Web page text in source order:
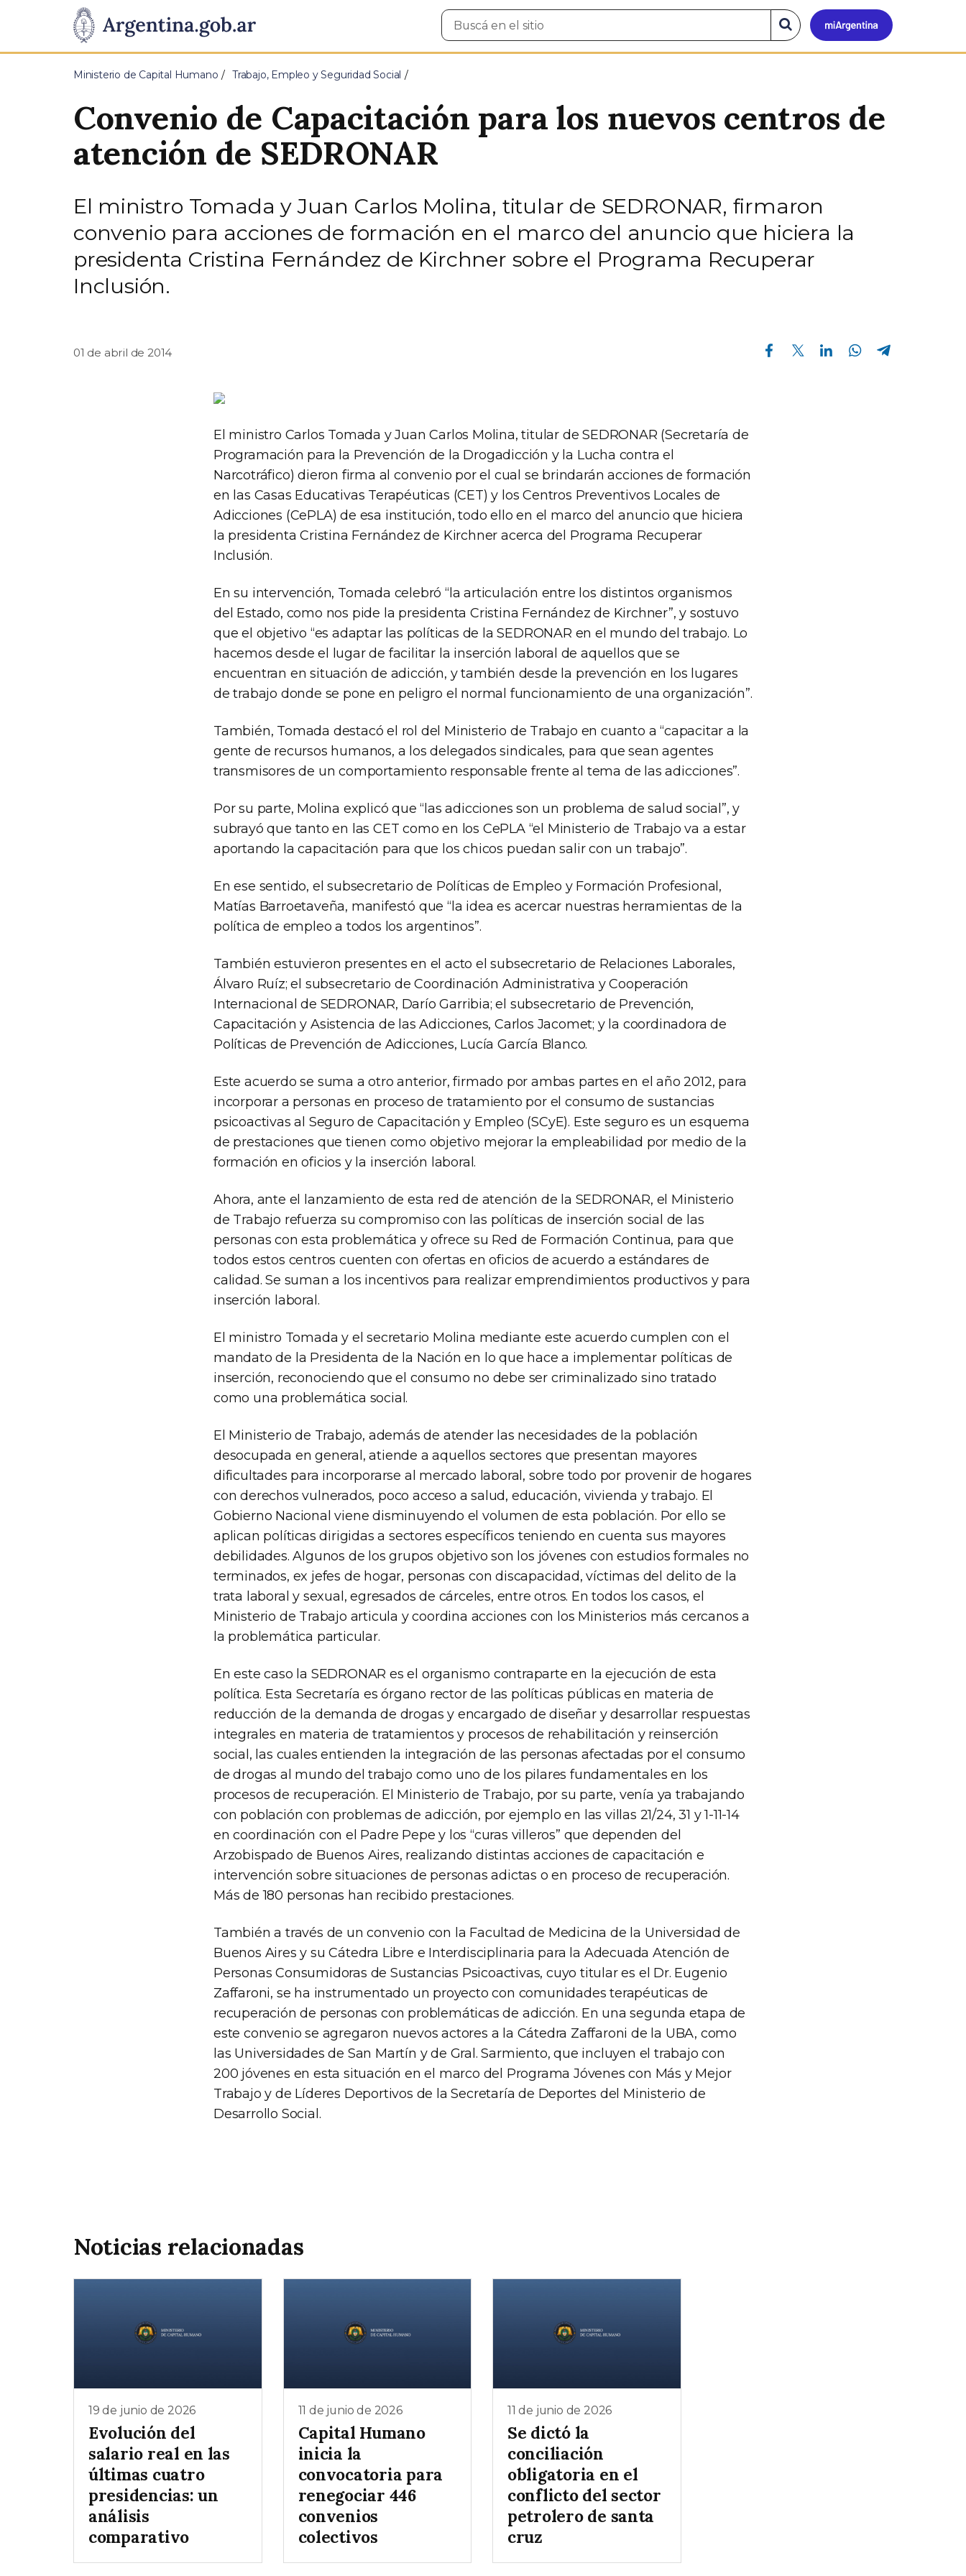
Presidencia
de
Pasar al contenido principal
Mi
Buscar
en
Buscar
en
el
Ministerio de Capital Humano Trabajo, Empleo y Seguridad Social
Convenio de Capacitación para los nuevos centros de
atención de SEDRONAR
El ministro Tomada y Juan Carlos Molina, titular de SEDRONAR, firmaron
convenio para acciones de formación en el marco del anuncio que hiciera la
presidenta Cristina Fernández de Kirchner sobre el Programa Recuperar
Inclusión.
01 de abril de 2014
Compartir en Facebook Compartir en Twitter Compartir en Linkedin Compartir en Whatsapp
El ministro Carlos Tomada y Juan Carlos Molina, titular de SEDRONAR (Secretaría de
Programación para la Prevención de la Drogadicción y la Lucha contra el
Narcotráfico) dieron firma al convenio por el cual se brindarán acciones de formación
en las Casas Educativas Terapéuticas (CET) y los Centros Preventivos Locales de
Adicciones (CePLA) de esa institución, todo ello en el marco del anuncio que hiciera
la presidenta Cristina Fernández de Kirchner acerca del Programa Recuperar
Inclusión.
En su intervención, Tomada celebró “la articulación entre los distintos organismos
del Estado, como nos pide la presidenta Cristina Fernández de Kirchner”, y sostuvo
que el objetivo “es adaptar las políticas de la SEDRONAR en el mundo del trabajo. Lo
hacemos desde el lugar de facilitar la inserción laboral de aquellos que se
encuentran en situación de adicción, y también desde la prevención en los lugares
de trabajo donde se pone en peligro el normal funcionamiento de una organización”.
También, Tomada destacó el rol del Ministerio de Trabajo en cuanto a “capacitar a la
gente de recursos humanos, a los delegados sindicales, para que sean agentes
transmisores de un comportamiento responsable frente al tema de las adicciones”.
Por su parte, Molina explicó que “las adicciones son un problema de salud social”, y
subrayó que tanto en las CET como en los CePLA “el Ministerio de Trabajo va a estar
aportando la capacitación para que los chicos puedan salir con un trabajo”.
En ese sentido, el subsecretario de Políticas de Empleo y Formación Profesional,
Matías Barroetaveña, manifestó que “la idea es acercar nuestras herramientas de la
política de empleo a todos los argentinos”.
También estuvieron presentes en el acto el subsecretario de Relaciones Laborales,
Álvaro Ruíz; el subsecretario de Coordinación Administrativa y Cooperación
Internacional de SEDRONAR, Darío Garribia; el subsecretario de Prevención,
Capacitación y Asistencia de las Adicciones, Carlos Jacomet; y la coordinadora de
Políticas de Prevención de Adicciones, Lucía García Blanco.
Este acuerdo se suma a otro anterior, firmado por ambas partes en el año 2012, para
incorporar a personas en proceso de tratamiento por el consumo de sustancias
psicoactivas al Seguro de Capacitación y Empleo (SCyE). Este seguro es un esquema
de prestaciones que tienen como objetivo mejorar la empleabilidad por medio de la
formación en oficios y la inserción laboral.
Ahora, ante el lanzamiento de esta red de atención de la SEDRONAR, el Ministerio
de Trabajo refuerza su compromiso con las políticas de inserción social de las
personas con esta problemática y ofrece su Red de Formación Continua, para que
todos estos centros cuenten con ofertas en oficios de acuerdo a estándares de
calidad. Se suman a los incentivos para realizar emprendimientos productivos y para
inserción laboral.
El ministro Tomada y el secretario Molina mediante este acuerdo cumplen con el
mandato de la Presidenta de la Nación en lo que hace a implementar políticas de
inserción, reconociendo que el consumo no debe ser criminalizado sino tratado
como una problemática social.
El Ministerio de Trabajo, además de atender las necesidades de la población
desocupada en general, atiende a aquellos sectores que presentan mayores
dificultades para incorporarse al mercado laboral, sobre todo por provenir de hogares
con derechos vulnerados, poco acceso a salud, educación, vivienda y trabajo. El
Gobierno Nacional viene disminuyendo el volumen de esta población. Por ello se
aplican políticas dirigidas a sectores específicos teniendo en cuenta sus mayores
debilidades. Algunos de los grupos objetivo son los jóvenes con estudios formales no
terminados, ex jefes de hogar, personas con discapacidad, víctimas del delito de la
trata laboral y sexual, egresados de cárceles, entre otros. En todos los casos, el
Ministerio de Trabajo articula y coordina acciones con los Ministerios más cercanos a
la problemática particular.
En este caso la SEDRONAR es el organismo contraparte en la ejecución de esta
política. Esta Secretaría es órgano rector de las políticas públicas en materia de
reducción de la demanda de drogas y encargado de diseñar y desarrollar respuestas
integrales en materia de tratamientos y procesos de rehabilitación y reinserción
social, las cuales entienden la integración de las personas afectadas por el consumo
de drogas al mundo del trabajo como uno de los pilares fundamentales en los
procesos de recuperación. El Ministerio de Trabajo, por su parte, venía ya trabajando
con población con problemas de adicción, por ejemplo en las villas 21/24, 31 y 1-11-14
en coordinación con el Padre Pepe y los “curas villeros” que dependen del
Arzobispado de Buenos Aires, realizando distintas acciones de capacitación e
intervención sobre situaciones de personas adictas o en proceso de recuperación.
Más de 180 personas han recibido prestaciones.
También a través de un convenio con la Facultad de Medicina de la Universidad de
Buenos Aires y su Cátedra Libre e Interdisciplinaria para la Adecuada Atención de
Personas Consumidoras de Sustancias Psicoactivas, cuyo titular es el Dr. Eugenio
Zaffaroni, se ha instrumentado un proyecto con comunidades terapéuticas de
recuperación de personas con problemáticas de adicción. En una segunda etapa de
este convenio se agregaron nuevos actores a la Cátedra Zaffaroni de la UBA, como
las Universidades de San Martín y de Gral. Sarmiento, que incluyen el trabajo con
200 jóvenes en esta situación en el marco del Programa Jóvenes con Más y Mejor
Trabajo y de Líderes Deportivos de la Secretaría de Deportes del Ministerio de
Desarrollo Social.
Noticias relacionadas
19 de junio de 2026
Evolución del
salario real en las
últimas cuatro
presidencias: un
análisis
comparativo
11 de junio de 2026
Capital Humano
inicia la
convocatoria para
renegociar 446
convenios
colectivos
11 de junio de 2026
Se dictó la
conciliación
obligatoria en el
conflicto del sector
petrolero de santa
cruz